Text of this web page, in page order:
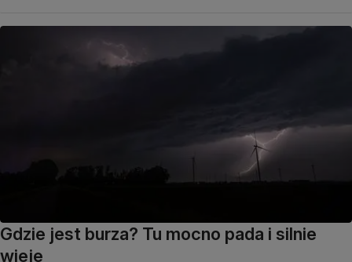
Gdzie jest burza? Tu mocno pada i silnie
wieje